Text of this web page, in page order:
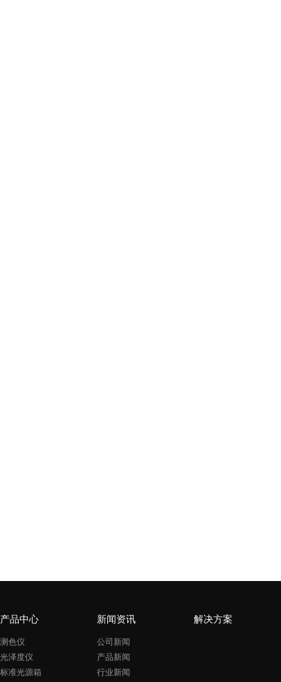
产品中心
测色仪
光泽度仪
标准光源箱
新闻资讯
公司新闻
产品新闻
行业新闻
解决方案